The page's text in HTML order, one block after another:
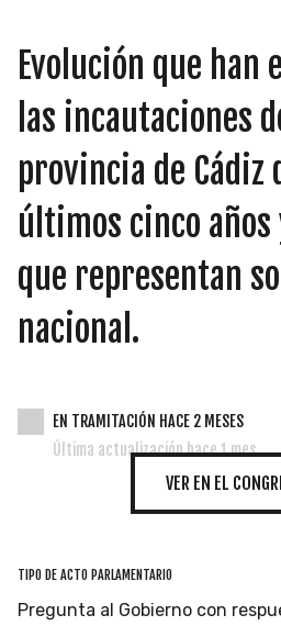
Evolución que han
las incautaciones
provincia de Cádiz
últimos cinco
que representan
nacional.
EN TRAMITACIÓN HACE 2 MESES
Última actualización hace 1 mes
VER EN EL
TIPO DE ACTO PARLAMENTARIO
Pregunta al Gobierno con